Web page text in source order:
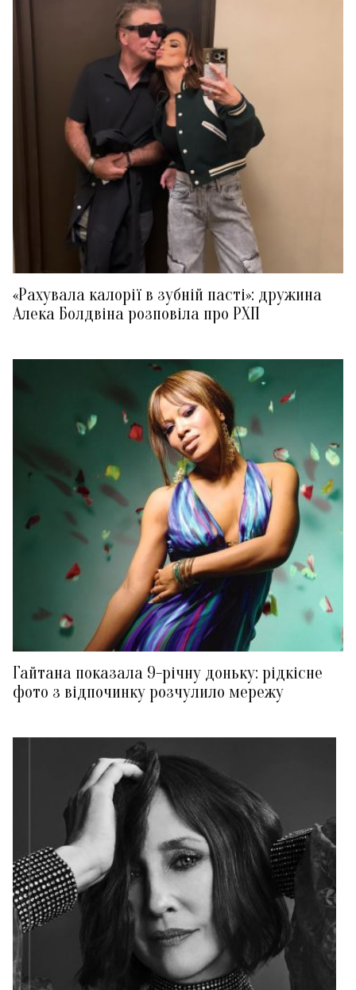
«Рахувала калорії в зубній пасті»: дружина
Алека Болдвіна розповіла про РХП
Гайтана показала 9-річну доньку: рідкісне
фото з відпочинку розчулило мережу